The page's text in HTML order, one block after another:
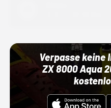
Verpasse keine
ZX 8000 Aqua